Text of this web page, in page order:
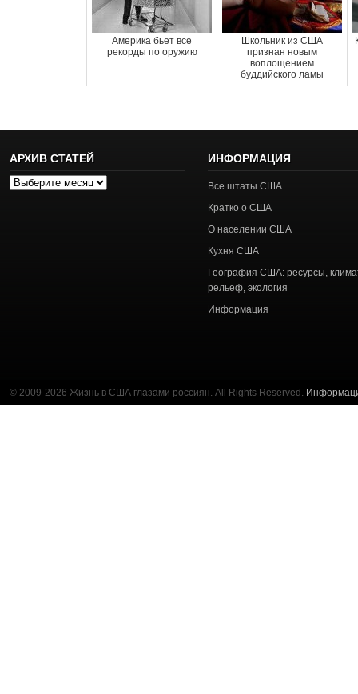
Америка бьет все
рекорды по оружию
Школьник из США
признан новым
воплощением
буддийского ламы
АРХИВ СТАТЕЙ
Архив
ИНФОРМАЦИЯ
Все штаты США
Кратко о США
О населении США
Кухня США
География США: ресурсы,
рельеф, экология
Информация
© 2009-2026 Жизнь в США глазами россиян. All Rights Reserved.